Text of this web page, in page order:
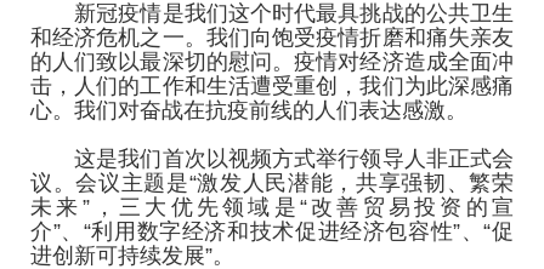
新冠疫情是我们这个时代最具挑战的公共卫生
和经济危机之一。我们向饱受疫情折磨和痛失亲友
的人们致以最深切的慰问。疫情对经济造成全面冲
击，人们的工作和生活遭受重创，我们为此深感痛
心。我们对奋战在抗疫前线的人们表达感激。
这是我们首次以视频方式举行领导人非正式会
议。会议主题是“激发人民潜能，共享强韧、繁荣
未来”，三大优先领域是“改善贸易投资的宣
介”、“利用数字经济和技术促进经济包容性”、“促
进创新可持续发展”。